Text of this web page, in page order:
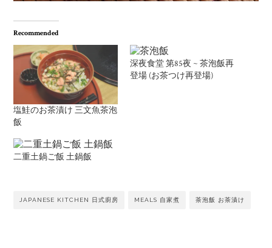
Recommended
塩鮭のお茶漬け 三文魚茶泡
飯
深夜食堂 第85夜 ~ 茶泡飯再
登場 (お茶つけ再登場)
二重土鍋ご飯 土鍋飯
JAPANESE KITCHEN 日式廚房 MEALS 自家煮 茶泡飯 お茶漬け